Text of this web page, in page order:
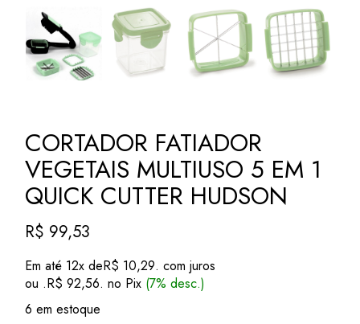
CORTADOR FATIADOR
VEGETAIS MULTIUSO 5 EM 1
QUICK CUTTER HUDSON
R$ 99,53
Em até 12x deR$ 10,29. com juros
ou .R$ 92,56. no Pix (7% desc.)
6 em estoque